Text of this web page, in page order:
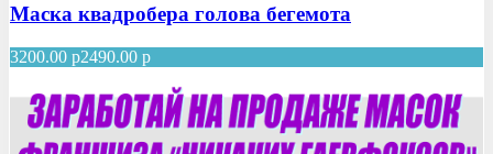
Маска квадробера голова бегемота
3200.00 р2490.00 р